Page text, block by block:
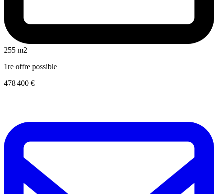
255 m2
1re offre possible
478 400 €